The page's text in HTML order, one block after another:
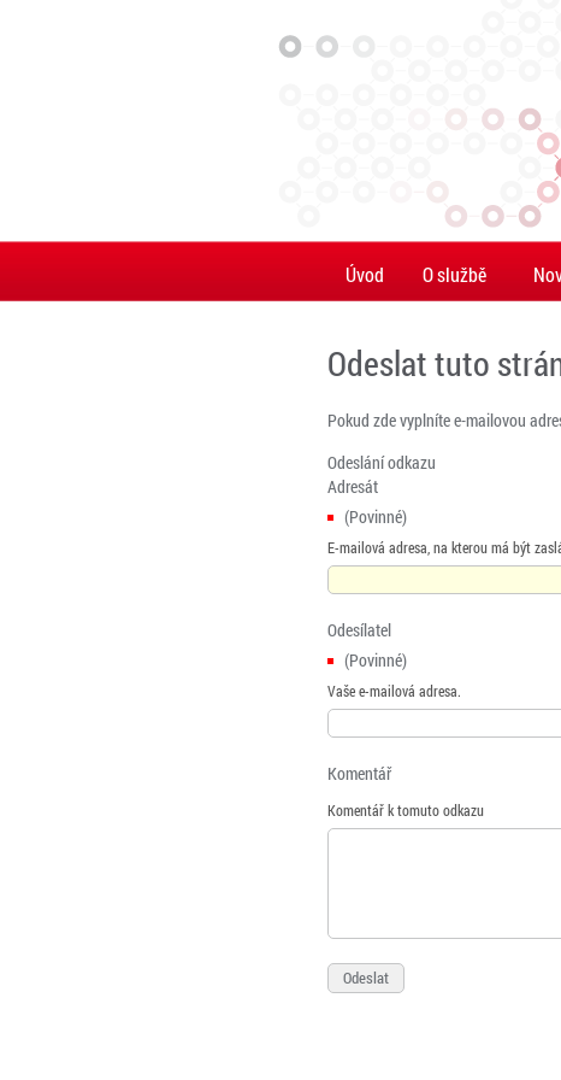
Úvod O službě
Odeslat tuto
Pokud zde vyplníte e-mailovou
Odeslání odkazu
Adresát
(Povinné)
E-mailová adresa, na kterou má být
Odesílatel
(Povinné)
Vaše e-mailová adresa.
Komentář
Komentář k tomuto odkazu